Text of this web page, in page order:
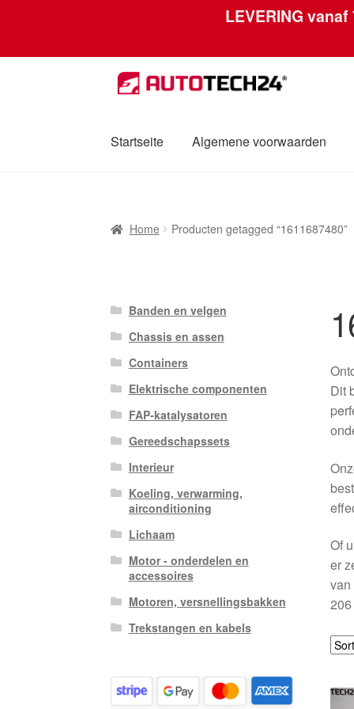
LEVERING vanaf
Skip
to
Skip
to
Startseite
Algemene voorwaarden
Mijn accountOver ons Privacybeleid
Home Producten getagged “1611687480”
Dit
Of
er
van
Banden en velgen
Chassis en assen
Containers
Elektrische componenten
FAP-katalysatoren
Gereedschapssets
Interieur
Koeling, verwarming,
airconditioning
Lichaam
Motor - onderdelen en
accessoires
Motoren, versnellingsbakken
Trekstangen en kabels